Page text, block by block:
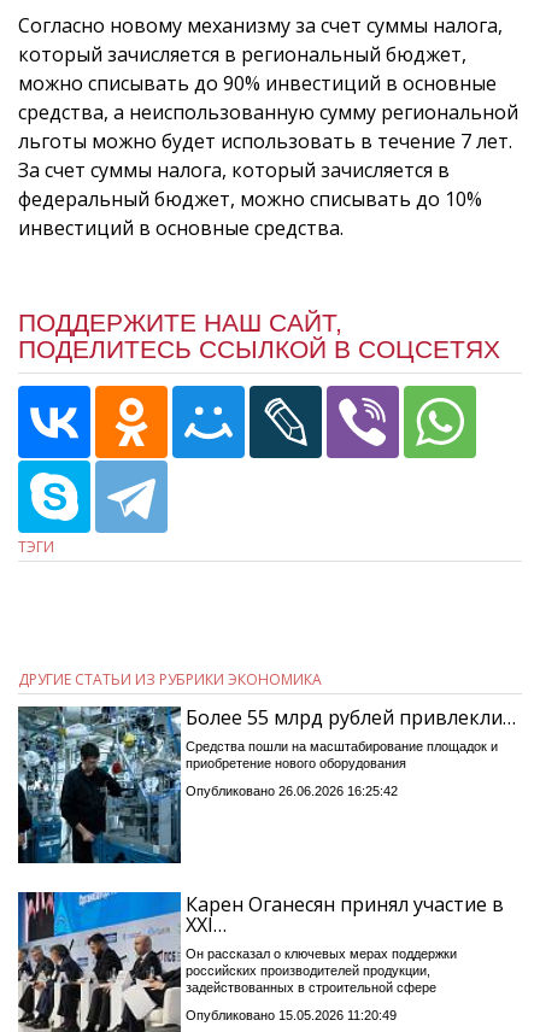
Согласно новому механизму за счет суммы налога,
который зачисляется в региональный бюджет,
можно списывать до 90% инвестиций в основные
средства, а неиспользованную сумму региональной
льготы можно будет использовать в течение 7 лет.
За счет суммы налога, который зачисляется в
федеральный бюджет, можно списывать до 10%
инвестиций в основные средства.
ПОДДЕРЖИТЕ НАШ САЙТ,
ПОДЕЛИТЕСЬ ССЫЛКОЙ В СОЦСЕТЯХ
ТЭГИ
ДРУГИЕ СТАТЬИ ИЗ РУБРИКИ ЭКОНОМИКА
Более 55 млрд рублей привлекли…
Средства пошли на масштабирование площадок и
приобретение нового оборудования
Опубликовано 26.06.2026 16:25:42
Карен Оганесян принял участие в
XXI…
Он рассказал о ключевых мерах поддержки
российских производителей продукции,
задействованных в строительной сфере
Опубликовано 15.05.2026 11:20:49